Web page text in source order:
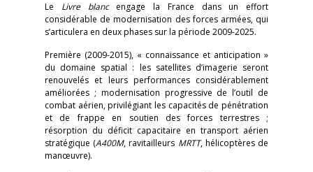
Le Livre blancengage la France dans un effort
considérable de modernisation des forces armées, qui
s’articulera en deux phases sur la période 2009-2025.
Première (2009-2015), « connaissance et anticipation »
du domaine spatial : les satellites d’imagerie seront
renouvelés et leurs performances considérablement
améliorées ; modernisation progressive de l’outil de
combat aérien, privilégiant les capacités de pénétration
et de frappe en soutien des forces terrestres ;
résorption du déficit capacitaire en transport aérien
stratégique (A400M, ravitailleurs MRTT, hélicoptères de
manœuvre).